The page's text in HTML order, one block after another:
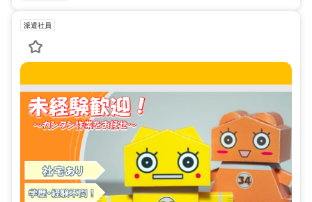
派遣社員